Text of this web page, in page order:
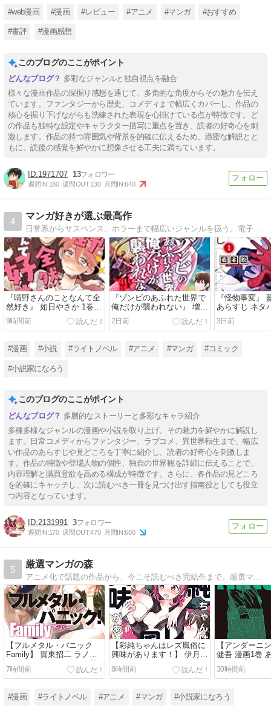
#web漫画 #漫画 #レビュー #アニメ #マンガ #おすすめ
#書評 #漫画感想
このブログのここがポイント
多彩なジャンルと独自視点を融合
様々な漫画作品の深掘り感想を通じて、多角的な角度からその魅力を伝え
ています。ファンタジーから歴史、コメディまで幅広くカバーし、作品の
核心を掘り下げながらも洗練された表現を心掛けている点が特徴です。ど
の作品も独特な設定やキャラクター描写に重点を置き、読者の好奇心を刺
激します。作品の持つ雰囲気や背景を的確に伝えるため、緻密な解説とと
もに、読後の感覚を鮮やかに想像させる工夫に満ちています。
1971707 13
週間IN:180 週間OUT:130 月間IN:640
4
マンガ好きが選ぶ最高作
日常系からサスペンス、ホラーまで幅広いジャンルを扱う。電子書籍の選び方や、マイナー作品の紹介もあり、読み応えのある記事が多いのが特徴。じっくり読みたい派におすすめです。
『晴野さんのことなんて全
然好き』 如日やさか 1巻
どこで読める あらすじ
9時間前
『ゾンビのあふれた世界で
俺だけが襲われない』 増田
ちひろ 1巻 あらすじ ネタ
バレ感想
2日前
『怪物事変』
あらすじ ネタ
こで読める
3日前
#漫画 #小説 #ライトノベル #アニメ #マンガ #コミック
#小説家になろう
このブログのここがポイント
多層的なストーリーと多彩なキャラ紹介
多種多様なジャンルの漫画や小説を取り上げ、その魅力を鮮やかに解説し
ます。日常コメディからファンタジー、ラブコメ、異世界転生まで、幅広
い作品のあらすじや見どころを丁寧に紹介し、読者の好奇心を刺激しま
す。作品の特徴や登場人物の個性、独自の世界観を詳細に伝えることで、
内容理解と購買意欲を高める構成が特徴です。さらに、各作品の見どころ
を的確にキャッチし、次に読むべき一冊を見つけ出す指南役としても役立
つ内容となっています。
2131991 3
週間IN:170 週間OUT:470 月間IN:680
5
厳選マンガの森
【フルメタル・パニック
Family】 賀東招二 ラノベ
1巻 あらすじ ネタバレ感想
7時間前
【彩純ちゃんはレズ風俗に
興味があります！】 伊月ク
ロ 漫画1巻 あらすじ ネタ
バレ感想
8時間前
【アンダーニ
健吾 漫画1巻
タバレ感想 ど
30時間前
#漫画 #ライトノベル #アニメ #マンガ #小説家になろう